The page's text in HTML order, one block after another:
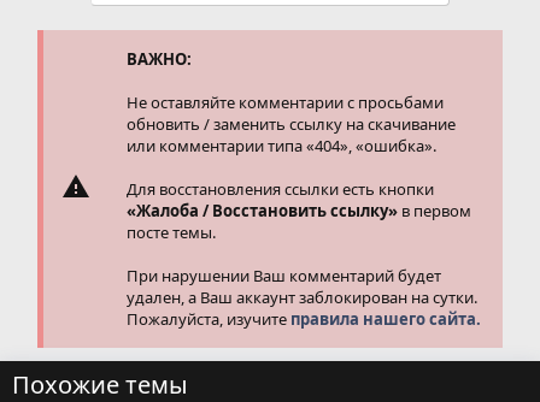
ВАЖНО:
Не оставляйте комментарии с просьбами
обновить / заменить ссылку на скачивание
или комментарии типа «404», «ошибка».
Для восстановления ссылки есть кнопки
«Жалоба / Восстановить ссылку» в первом
посте темы.
При нарушении Ваш комментарий будет
удален, а Ваш аккаунт заблокирован на сутки.
Пожалуйста, изучите правила нашего сайта.
Похожие темы